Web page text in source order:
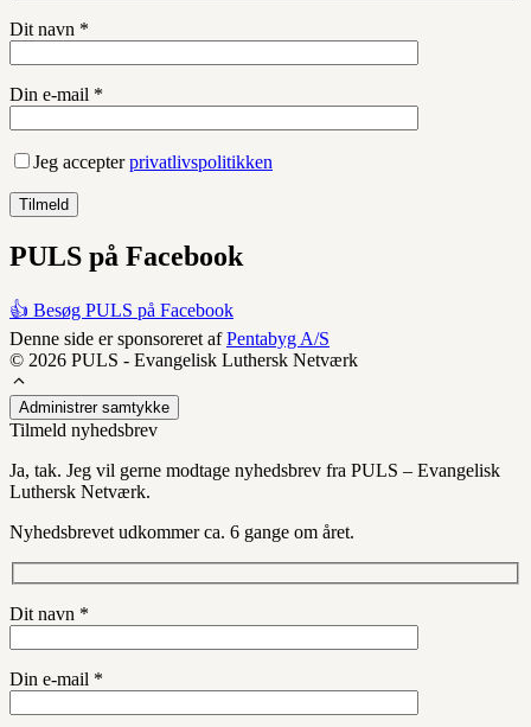
Dit navn *
Din e-mail *
Jeg accepterprivatlivspolitikken
PULS på Facebook
👍 Besøg PULS på Facebook
Denne side er sponsoreret afPentabyg A/S
© 2026 PULS - Evangelisk Luthersk Netværk
Administrer samtykke
Tilmeld nyhedsbrev
Ja, tak. Jeg vil gerne modtage nyhedsbrev fra PULS – Evangelisk
Luthersk Netværk.
Nyhedsbrevet udkommer ca. 6 gange om året.
Dit navn *
Din e-mail *